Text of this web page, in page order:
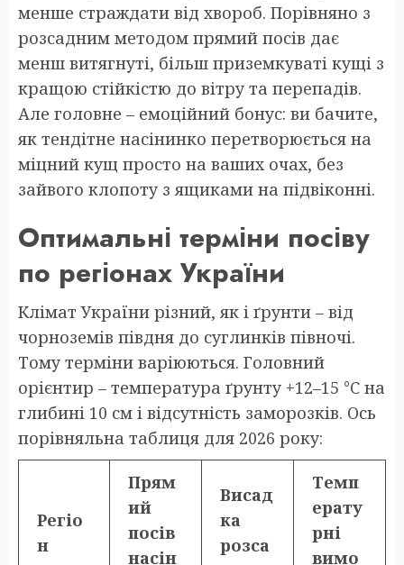
менше страждати від хвороб. Порівняно з
розсадним методом прямий посів дає
менш витягнуті, більш приземкуваті кущі з
кращою стійкістю до вітру та перепадів.
Але головне – емоційний бонус: ви бачите,
як тендітне насінинко перетворюється на
міцний кущ просто на ваших очах, без
зайвого клопоту з ящиками на підвіконні.
Оптимальні терміни посіву
по регіонах України
Клімат України різний, як і ґрунти – від
чорноземів півдня до суглинків півночі.
Тому терміни варіюються. Головний
орієнтир – температура ґрунту +12–15 °C на
глибині 10 см і відсутність заморозків. Ось
порівняльна таблиця для 2026 року:
Регіо
н
Прям
ий
посів
насін
Висад
ка
розса
Темп
ерату
рні
вимо